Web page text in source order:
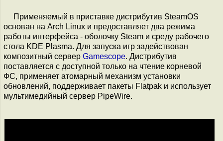
Применяемый в приставке дистрибутив SteamOS
основан на Arch Linux и предоставляет два режима
работы интерфейса - оболочку Steam и среду рабочего
стола KDE Plasma. Для запуска игр задействован
композитный сервер Gamescope. Дистрибутив
поставляется с доступной только на чтение корневой
ФС, применяет атомарный механизм установки
обновлений, поддерживает пакеты Flatpak и использует
мультимедийный сервер PipeWire.